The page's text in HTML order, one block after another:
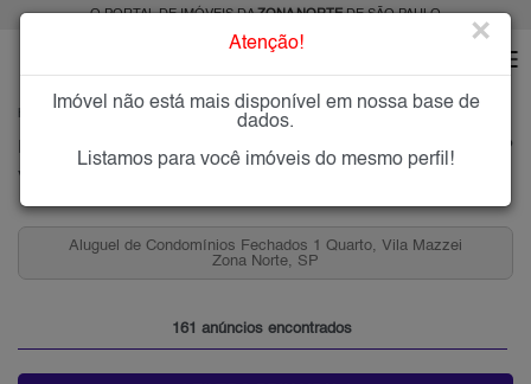
O PORTAL DE IMÓVEIS DAZONA NORTEDE SÃO PAULO
VILA MAZZEI
Imóveis para Alugar na Vila Mazzei, Zona Norte de São Paulo, SP
Vila Mazzei, Zona Norte
Aluguel de Condomínios Fechados 1 Quarto, Vila Mazzei
Zona Norte, SP
161 anúncios encontrados
Atenção! ×
Imóvel não está mais disponível em nossa base de
dados.
Listamos para você imóveis do mesmo perfil!